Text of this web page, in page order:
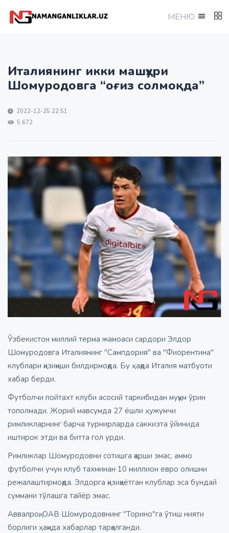
МEНЮ
Италиянинг икки машҳури
Шомуродовга “оғиз солмоқда”
2022-12-25 22:51
5 672
Ўзбекистон миллий терма жамоаси сардори Элдор
Шомуродовга Италиянинг "Сампдория" ва "Фиорентина"
клублари қизиқиши билдирмоқда. Бу ҳақда Италия матбуоти
хабар берди.
Футболчи пойтахт клуби асосий таркибидан муқум ўрин
тополмади. Жорий мавсумда 27 ёшли ҳужумчи
римликларнинг барча турнирларда саккизта ўйинида
иштирок этди ва битта гол урди.
Римликлар Шомуродовни сотишга қарши эмас, аммо
футболчи учун клуб тахминан 10 миллион евро олишни
режалаштирмоқда. Элдорга қизиқаётган клублар эса бундай
суммани тўлашга тайёр эмас.
Аввалроқ, ОАВ Шомуродовнинг "Торино"га ўтиш нияти
борлиги ҳақида хабарлар тарқалганди.